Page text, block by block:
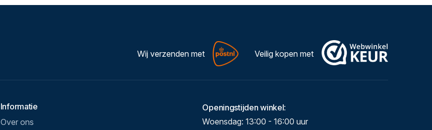
Wij verzenden met Veilig kopen met
Informatie
Over ons
Openingstijden winkel:
Woensdag: 13:00 - 16:00 uur